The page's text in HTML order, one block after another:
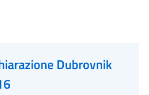
Dubrovnik